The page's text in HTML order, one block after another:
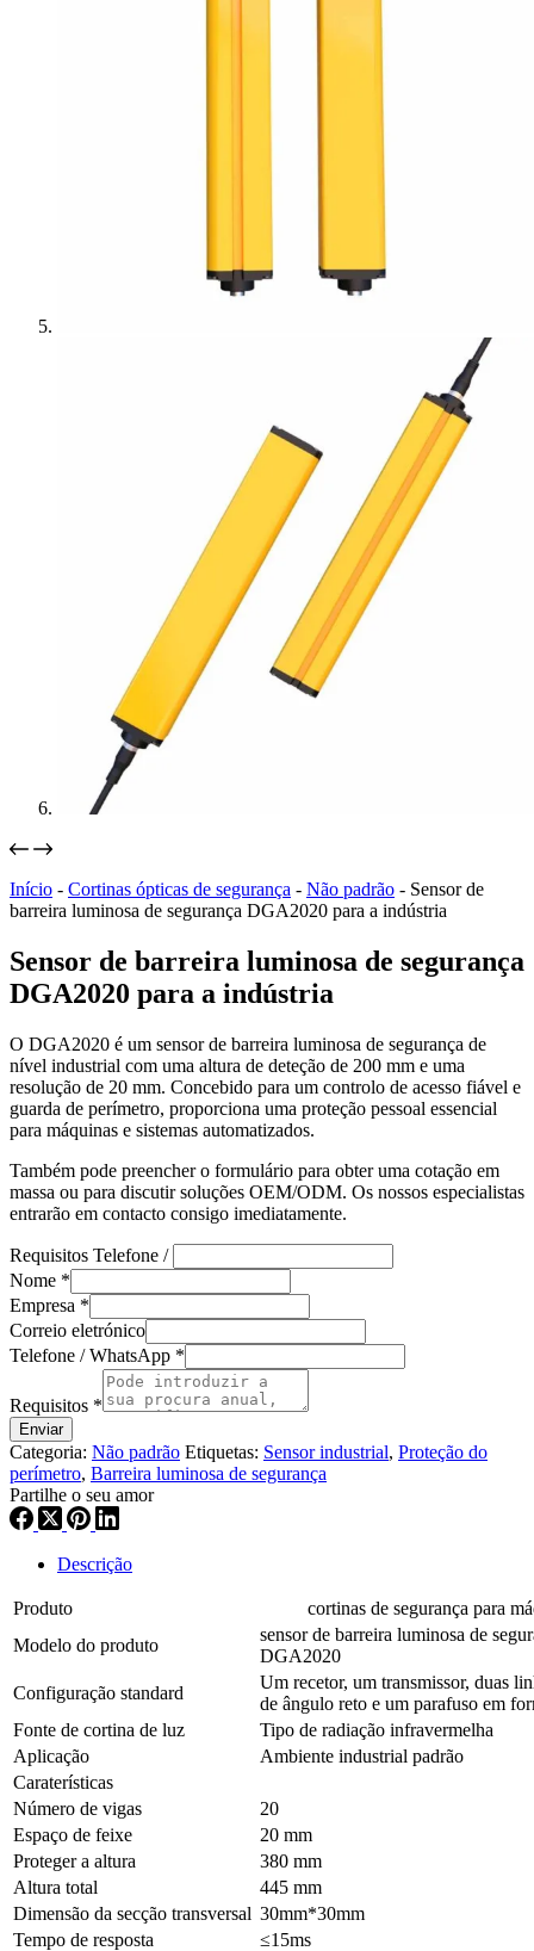
Início - Cortinas ópticas de segurança - Não padrão - Sensor de
barreira luminosa de segurança DGA2020 para a indústria
Sensor de barreira luminosa de segurança
DGA2020 para a indústria
O DGA2020 é um sensor de barreira luminosa de segurança de
nível industrial com uma altura de deteção de 200 mm e uma
resolução de 20 mm. Concebido para um controlo de acesso fiável e
guarda de perímetro, proporciona uma proteção pessoal essencial
para máquinas e sistemas automatizados.
Também pode preencher o formulário para obter uma cotação em
massa ou para discutir soluções OEM/ODM. Os nossos especialistas
entrarão em contacto consigo imediatamente.
Requisitos Telefone /
Nome *
Empresa *
Correio eletrónico
Telefone / WhatsApp *
Requisitos *
Enviar
Categoria: Não padrão Etiquetas: Sensor industrial, Proteção do
perímetro, Barreira luminosa de segurança
Partilhe o seu amor
Descrição
Produto
cortinas de segurança para
Modelo do produto
sensor de barreira luminosa de
DGA2020
Configuração standard
Um recetor, um transmissor, duas
de ângulo reto e um parafuso em
Fonte de cortina de luz
Tipo de radiação infravermelha
Aplicação
Ambiente industrial padrão
Caraterísticas
Número de vigas
20
Espaço de feixe
20 mm
Proteger a altura
380 mm
Altura total
445 mm
Dimensão da secção transversal 30mm*30mm
Tempo de resposta
≤15ms